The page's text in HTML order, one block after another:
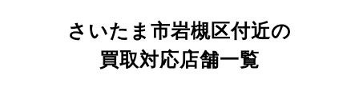
さいたま市岩槻区付近の
買取対応店舗一覧